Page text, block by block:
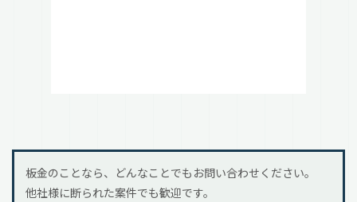
板金のことなら、どんなことでもお問い合わせください。
他社様に断られた案件でも歓迎です。